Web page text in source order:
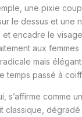
une pixie
le dessus et une
et encadre le
aux
mais
temps passé à
s’affirme comme
classique,